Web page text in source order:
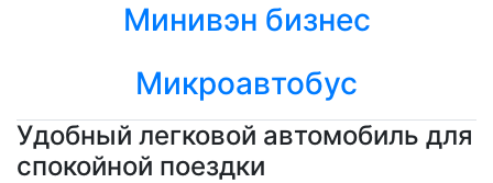
Минивэн бизнес
Микроавтобус
Удобный легковой автомобиль для
спокойной поездки